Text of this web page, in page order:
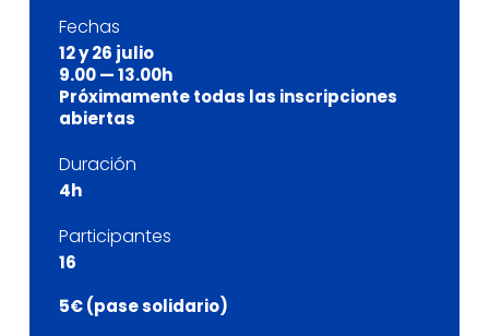
Fechas
12 y 26 julio
9.00 — 13.00h
Próximamente todas las inscripciones
abiertas
Duración
4h
Participantes
16
5€ (pase solidario)